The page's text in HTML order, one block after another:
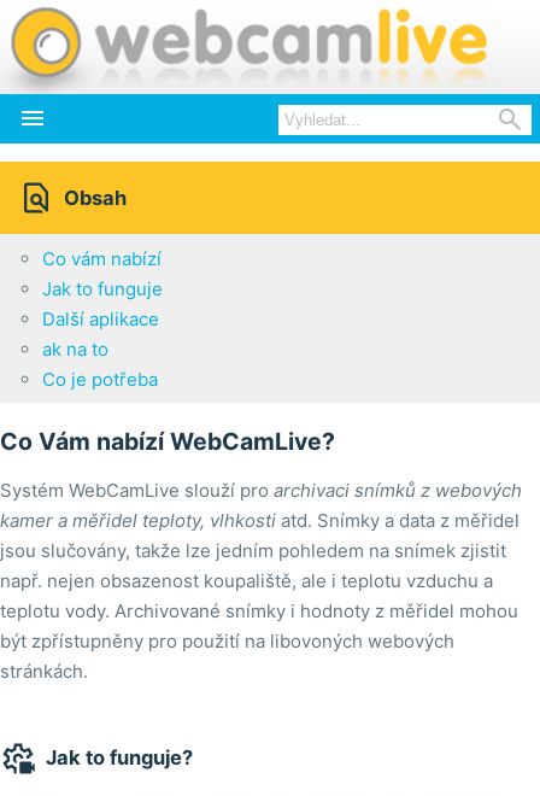
 
 Obsah
Co vám nabízí
Jak to funguje
Další aplikace
ak na to
Co je potřeba
Co Vám nabízí WebCamLive?
Systém WebCamLive slouží pro archivaci snímků z webových
kamer a měřidel teploty, vlhkosti atd. Snímky a data z měřidel
jsou slučovány, takže lze jedním pohledem na snímek zjistit
např. nejen obsazenost koupaliště, ale i teplotu vzduchu a
teplotu vody. Archivované snímky i hodnoty z měřidel mohou
být zpřístupněny pro použití na libovoných webových
stránkách.
 Jak to funguje?